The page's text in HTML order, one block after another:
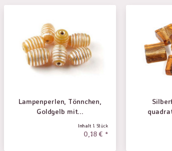
Lampenperlen, Tönnchen,
Goldgelb mit...
Inhalt 1 Stück
0,18 € *